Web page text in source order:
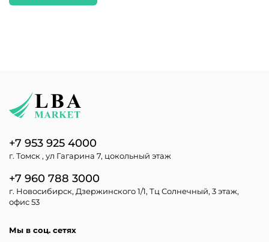
+7 953 925 4000
г. Томск , ул Гагарина 7, цокольный этаж
+7 960 788 3000
г. Новосибирск, Дзержинского 1/1, Тц Солнечный, 3 этаж,
офис 53
Мы в соц. сетях